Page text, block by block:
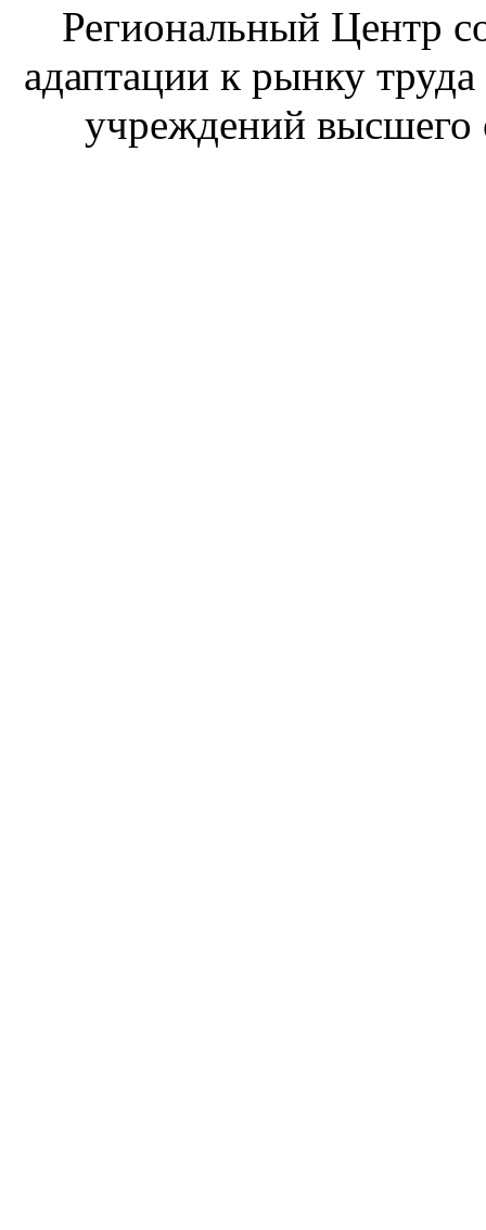
Региональный Центр
адаптации к рынку
учреждений